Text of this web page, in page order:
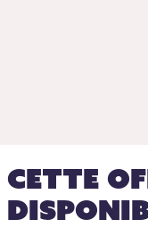
Cette